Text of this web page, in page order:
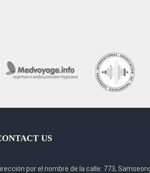
US
por el nombre de la calle: 773,